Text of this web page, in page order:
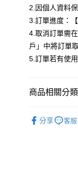
【關於「
AFTEE先享後
便利好安心！
１．簡單：不
２．便利：只要
３．安心：先
付」結帳頁面，
２．訂單成立數
※ 請注意：結帳
ATM付款
運送方式
全家取貨付款
付款後全家取貨
2.因個人資料
3.訂單進度：
4.取消訂單需
戶」中將訂單
5.訂單若有使
商品相關分
分享 客服